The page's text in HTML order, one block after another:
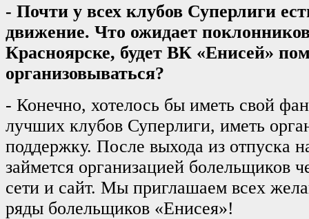
- Почти у всех клубов Суперлиги
движение. Что ожидает
Красноярске, будет ВК «Енисей»
организовываться?
- Конечно, хотелось бы иметь свой
лучших клубов Суперлиги, иметь
поддержку. После выхода из отпуска
займется организацией болельщиков
сети и сайт. Мы приглашаем всех
ряды болельщиков «Енисея»!